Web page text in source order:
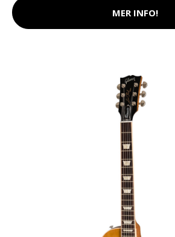
MER INFO!